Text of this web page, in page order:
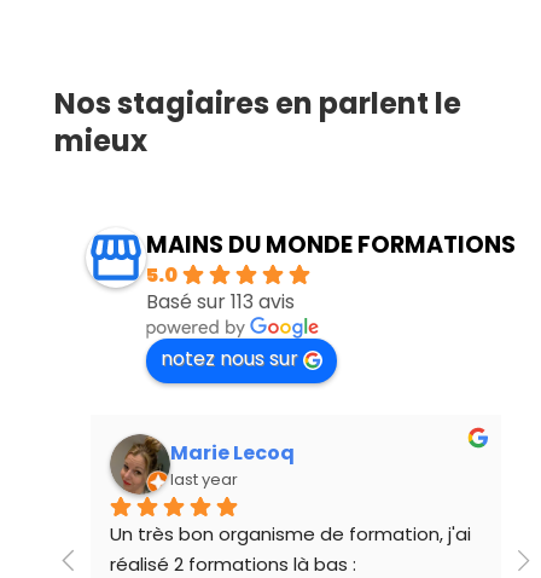
Nos stagiaires en parlent le
mieux
MAINS DU MONDE FORMATIONS
5.0
Basé sur 113 avis
notez nous sur
Marie Lecoq
last year
Un très bon organisme de formation, j'ai
réalisé 2 formations là bas :